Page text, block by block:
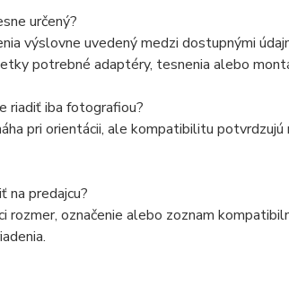
určený?
výslovne uvedený medzi dostupnými
potrebné adaptéry, tesnenia alebo
riadiť iba fotografiou?
pri orientácii, ale kompatibilitu
na predajcu?
rozmer, označenie alebo zoznam